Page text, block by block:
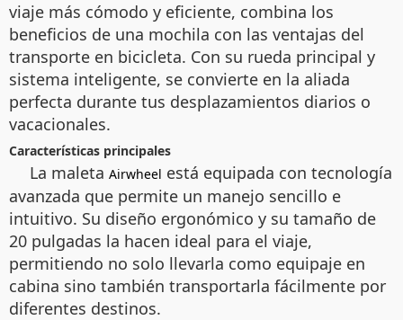
viaje más cómodo y eficiente, combina los
beneficios de una mochila con las ventajas del
transporte en bicicleta. Con su rueda principal y
sistema inteligente, se convierte en la aliada
perfecta durante tus desplazamientos diarios o
vacacionales.
Características principales
La maleta Airwheel está equipada con tecnología
avanzada que permite un manejo sencillo e
intuitivo. Su diseño ergonómico y su tamaño de
20 pulgadas la hacen ideal para el viaje,
permitiendo no solo llevarla como equipaje en
cabina sino también transportarla fácilmente por
diferentes destinos.